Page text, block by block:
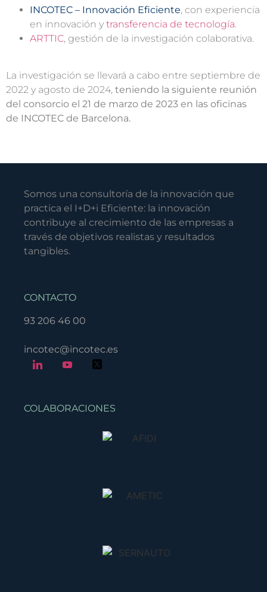
INCOTEC – Innovación Eficiente, con experiencia
en innovación y transferencia de tecnología.
ARTTIC, gestión de la investigación colaborativa.
La investigación se llevará a cabo entre septiembre de
2022 y agosto de 2024, teniendo la siguiente reunión
del consorcio el 21 de marzo de 2023 en las oficinas
de INCOTEC de Barcelona.
Somos una consultoría de la innovación que
practica el I+D+i Eficiente: la innovación
contribuye al crecimiento de las empresas a
través de objetivos realistas y resultados
tangibles.
CONTACTO
93 206 46 00
incotec@incotec.es
COLABORACIONES